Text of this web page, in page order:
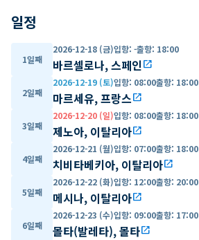
일정
1일째
2026-12-18 (금)입항: -출항: 18:00
바르셀로나, 스페인open_in_new
2일째
2026-12-19 (토)입항: 08:00출항: 18:00
마르세유, 프랑스open_in_new
3일째
2026-12-20 (일)입항: 08:00출항: 18:00
제노아, 이탈리아open_in_new
4일째
2026-12-21 (월)입항: 07:00출항: 18:00
치비타베키아, 이탈리아open_in_new
5일째
2026-12-22 (화)입항: 12:00출항: 20:00
메시나, 이탈리아open_in_new
6일째
2026-12-23 (수)입항: 09:00출항: 17:00
몰타(발레타), 몰타open_in_new